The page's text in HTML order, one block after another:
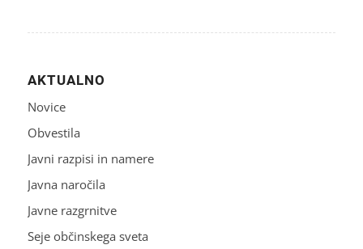
AKTUALNO
Novice
Obvestila
Javni razpisi in namere
Javna naročila
Javne razgrnitve
Seje občinskega sveta